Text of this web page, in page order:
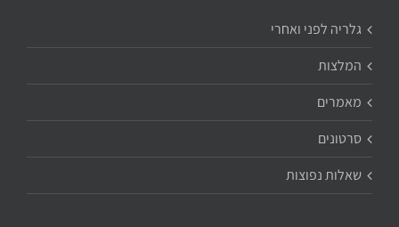
גלריה לפני ואחרי
המלצות
מאמרים
סרטונים
שאלות נפוצות